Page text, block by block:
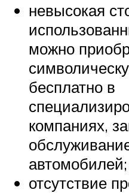
невысокая
можно
бесплатно в
компаниях,
автомобилей;
отсутствие